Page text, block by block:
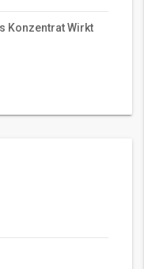
Konzentrat Wirkt